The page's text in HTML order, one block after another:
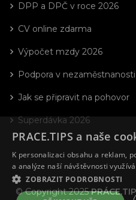
DPP a DPČ v roce 2026
CV online zdarma
Výpočet mzdy 2026
Podpora v
Jak se připravit na pohovor
Superdávka 2026
© Copyright 2025
PRACE.TIPS a naše
K personalizaci obsahu a reklam,
a analýze naší návštěvnosti
ZOBRAZIT PODROBNOSTI